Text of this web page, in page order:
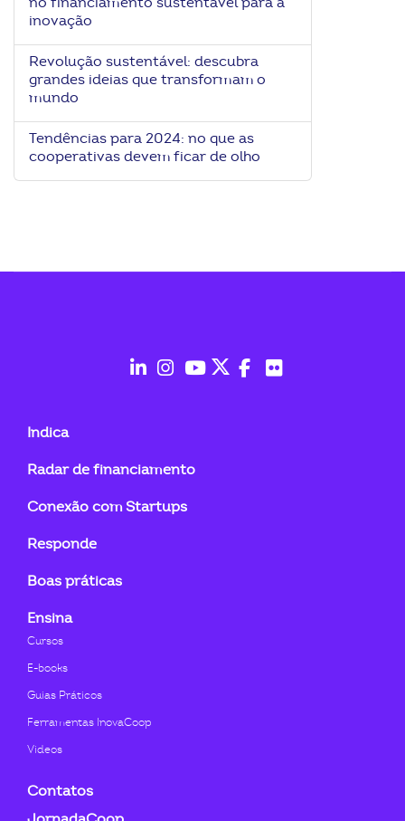
inovação
Revolução sustentável: descubra
grandes ideias que transformam o
mundo
Tendências para 2024: no que as
cooperativas devem ficar de olho
in
Indica
Radar de financiamento
Conexão com Startups
Responde
Boas práticas
Ensina
Cursos
E-books
Guias Práticos
Ferramentas InovaCoop
Videos
Contatos